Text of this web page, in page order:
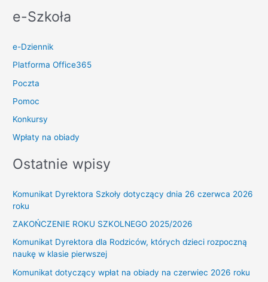
e-Szkoła
e-Dziennik
Platforma Office365
Poczta
Pomoc
Konkursy
Wpłaty na obiady
Ostatnie wpisy
Komunikat Dyrektora Szkoły dotyczący dnia 26 czerwca 2026
roku
ZAKOŃCZENIE ROKU SZKOLNEGO 2025/2026
Komunikat Dyrektora dla Rodziców, których dzieci rozpoczną
naukę w klasie pierwszej
Komunikat dotyczący wpłat na obiady na czerwiec 2026 roku